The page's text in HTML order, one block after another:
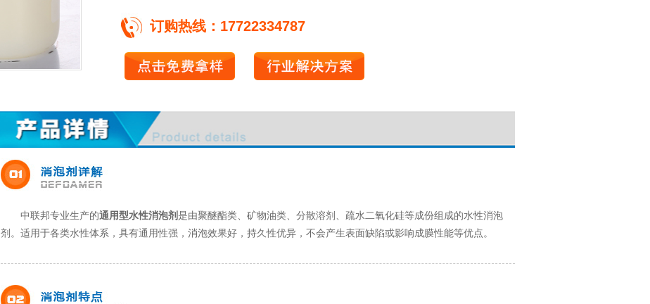
订购热线：17722334787
中联邦专业生产的通用型水性消泡剂是由聚醚酯类、矿物油类、分散溶剂、疏水二氧化硅等成份组成的水性消泡
剂。适用于各类水性体系，具有通用性强，消泡效果好，持久性优异，不会产生表面缺陷或影响成膜性能等优点。